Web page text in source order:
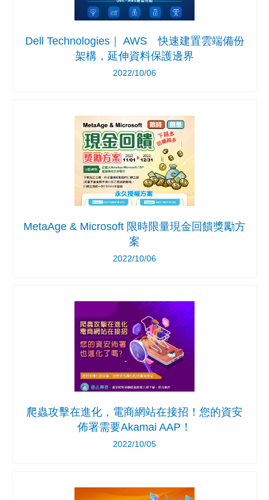
Dell Technologies｜ AWS 快速建置雲端備份
架構，延伸資料保護邊界
2022/10/06
MetaAge & Microsoft 限時限量現金回饋獎勵方
案
2022/10/06
爬蟲攻擊在進化，電商網站在接招！您的資安
佈署需要Akamai AAP！
2022/10/05